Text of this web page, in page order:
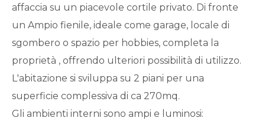
affaccia su un piacevole cortile privato. Di fronte
un Ampio fienile, ideale come garage, locale di
sgombero o spazio per hobbies, completa la
proprietà , offrendo ulteriori possibilità di utilizzo.
L'abitazione si sviluppa su 2 piani per una
superficie complessiva di ca 270mq.
Gli ambienti interni sono ampi e luminosi:
Qualsiasi
1
2